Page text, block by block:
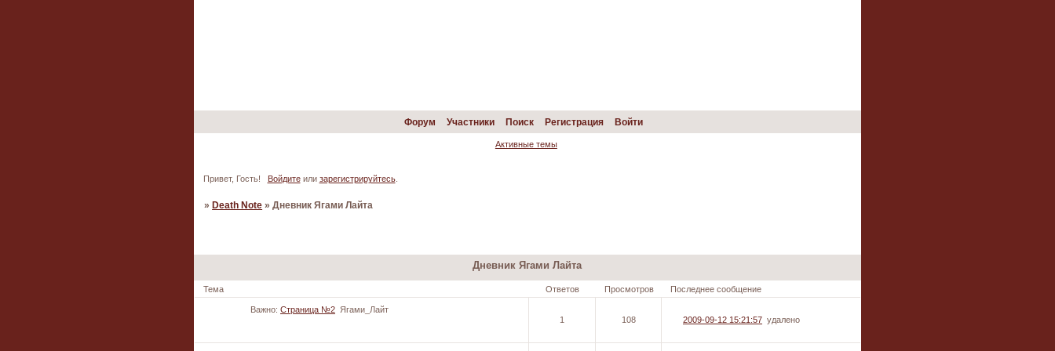
Форум Участники Поиск Регистрация Войти
Активные темы
Привет, Гость! Войдитеили зарегистрируйтесь.
»Death Note »Дневник Ягами Лайта
Дневник Ягами Лайта
Тема Ответов Просмотров Последнее сообщение
Важно: Страница №2 Ягами_Лайт
1
108 2009-09-12 15:21:57 удалено